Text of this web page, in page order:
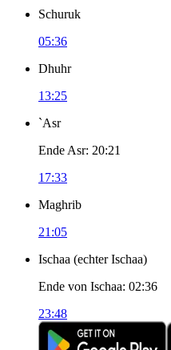
Schuruk
05:36
Dhuhr
13:25
`Asr
Ende Asr: 20:21
17:33
Maghrib
21:05
Ischaa (echter Ischaa)
Ende von Ischaa: 02:36
23:48